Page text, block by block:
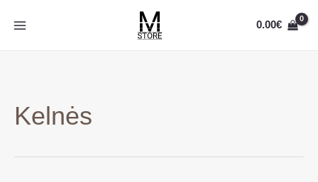
prie
0.00€
Kelnės